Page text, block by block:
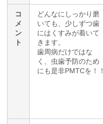
コ
メ
ン
ト
どんなにしっかり磨
いても、少しずつ歯
にはくすみが着いて
きます。
歯周病だけではな
く、虫歯予防のため
にも是非PMTCを！！